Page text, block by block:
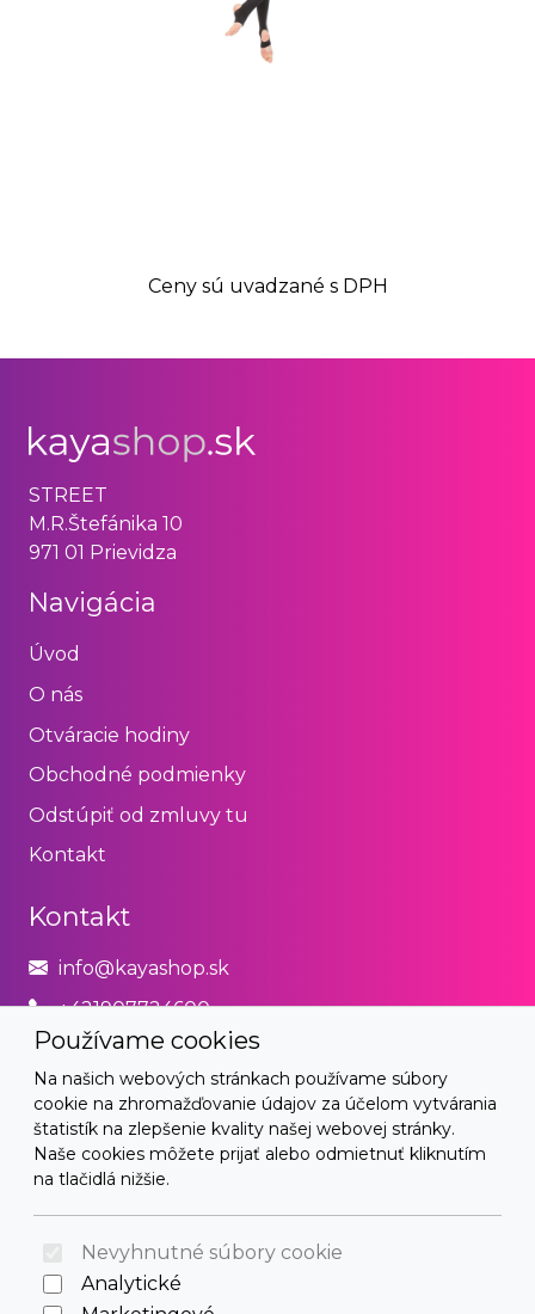
Ceny sú uvadzané s DPH
Používame cookies
Na našich webových stránkach používame súbory
cookie na zhromažďovanie údajov za účelom vytvárania
štatistík na zlepšenie kvality našej webovej stránky.
Naše cookies môžete prijať alebo odmietnuť kliknutím
na tlačidlá nižšie.
Nevyhnutné súbory cookie
Analytické
STREET
M.R.Štefánika 10
971 01 Prievidza
Navigácia
Úvod
O nás
Otváracie hodiny
Obchodné podmienky
Odstúpiť od zmluvy tu
Kontakt
Kontakt
info@kayashop.sk
+421907724600
Právne
Obchodné podmienky
Zásady používania cookies
© 2026 Arrabella s.r.o., mayabella s.r.o., Všetky práva
vyhradené.